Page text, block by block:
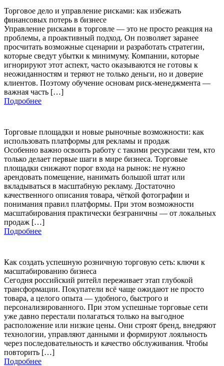
Торговое дело и управление рисками: как избежать
финансовых потерь в бизнесе
Управление рисками в торговле — это не просто реакция на
проблемы, а проактивный подход. Он позволяет заранее
просчитать возможные сценарии и разработать стратегии,
которые сведут убытки к минимуму. Компании, которые
игнорируют этот аспект, часто оказываются не готовы к
неожиданностям и теряют не только деньги, но и доверие
клиентов. Поэтому обучение основам риск-менеджмента —
важная часть […]
Подробнее
Торговые площадки и новые рыночные возможности: как
использовать платформы для рекламы и продаж
Особенно важно освоить работу с такими ресурсами тем, кто
только делает первые шаги в мире бизнеса. Торговые
площадки снижают порог входа на рынок: не нужно
арендовать помещение, нанимать большой штат или
вкладываться в масштабную рекламу. Достаточно
качественного описания товара, чёткой фотографии и
понимания правил платформы. При этом возможности
масштабирования практически безграничны — от локальных
продаж […]
Подробнее
Как создать успешную розничную торговую сеть: ключи к
масштабированию бизнеса
Сегодня российский ритейл переживает этап глубокой
трансформации. Покупатели всё чаще ожидают не просто
товара, а целого опыта — удобного, быстрого и
персонализированного. При этом успешные торговые сети
уже давно перестали полагаться только на выгодное
расположение или низкие цены. Они строят бренд, внедряют
технологии, управляют данными и формируют лояльность
через последовательность и качество обслуживания. Чтобы
повторить […]
Подробнее